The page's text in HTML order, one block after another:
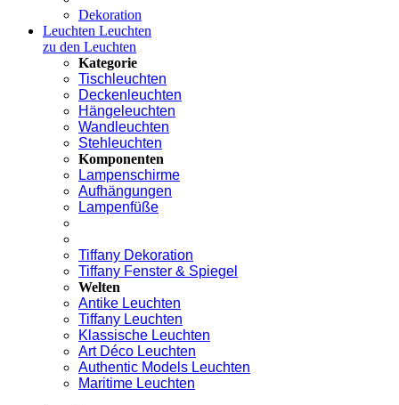
Dekoration
Leuchten Leuchten
zu den Leuchten
Kategorie
Tischleuchten
Deckenleuchten
Hängeleuchten
Wandleuchten
Stehleuchten
Komponenten
Lampenschirme
Aufhängungen
Lampenfüße
Tiffany Dekoration
Tiffany Fenster & Spiegel
Welten
Antike Leuchten
Tiffany Leuchten
Klassische Leuchten
Art Déco Leuchten
Authentic Models Leuchten
Maritime Leuchten